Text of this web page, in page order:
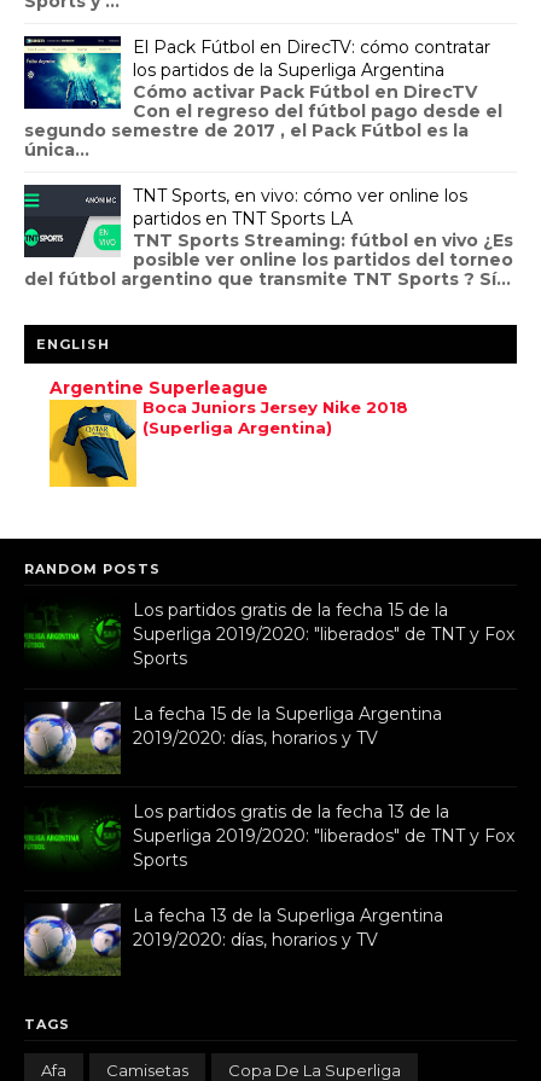
El Pack Fútbol en DirecTV: cómo contratar
los partidos de la Superliga Argentina
Cómo activar Pack Fútbol en DirecTV
Con el regreso del fútbol pago desde el
segundo semestre de 2017 , el Pack Fútbol es la
única...
TNT Sports, en vivo: cómo ver online los
partidos en TNT Sports LA
TNT Sports Streaming: fútbol en vivo ¿Es
posible ver online los partidos del torneo
del fútbol argentino que transmite TNT Sports ? Sí...
ENGLISH
Argentine Superleague
Boca Juniors Jersey Nike 2018
(Superliga Argentina)
RANDOM POSTS
Los partidos gratis de la fecha 15 de la
Superliga 2019/2020: "liberados" de TNT y Fox
Sports
La fecha 15 de la Superliga Argentina
2019/2020: días, horarios y TV
Los partidos gratis de la fecha 13 de la
Superliga 2019/2020: "liberados" de TNT y Fox
Sports
La fecha 13 de la Superliga Argentina
2019/2020: días, horarios y TV
TAGS
Afa Camisetas Copa De La Superliga